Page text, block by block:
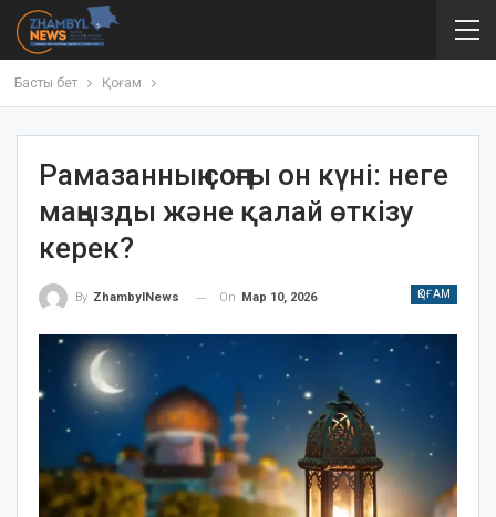
Басты бет Қоғам
Рамазанның соңғы он күні: неге
маңызды және қалай өткізу
керек?
ҚОҒАМ
By ZhambylNews On Мар 10, 2026